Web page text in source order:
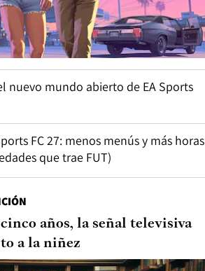
nuevo mundo abierto de EA Sports
FC 27: menos menús y más horas
que trae FUT)
años, la señal televisiva
a la niñez